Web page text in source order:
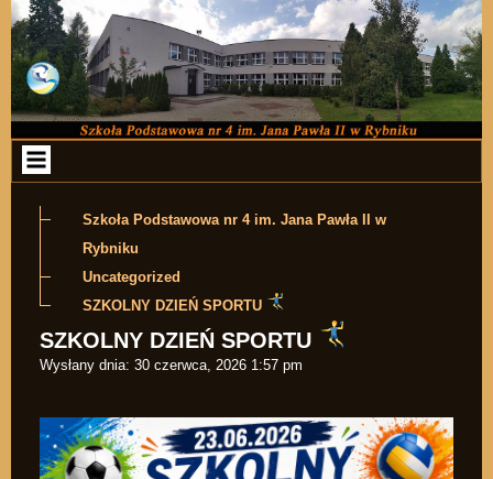
Przejdź do zawartości
Szkoła Podstawowa nr 4 im. Jana Pawła II w
Rybniku
Uncategorized
SZKOLNY DZIEŃ SPORTU
SZKOLNY DZIEŃ SPORTU
Wysłany dnia: 30 czerwca, 2026 1:57 pm